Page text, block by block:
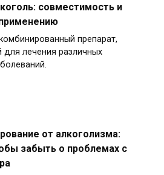
совместимость и
препарат,
для лечения различных
от алкоголизма:
забыть о проблемах с